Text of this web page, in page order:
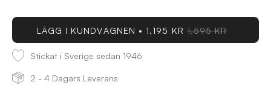
LÄGG I KUNDVAGNEN 1,195 KR 1,595 KR
Stickat i Sverige sedan 1946
2 - 4 Dagars Leverans